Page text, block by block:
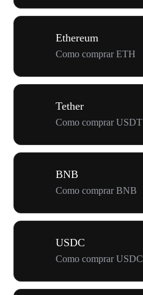
Ethereum
Como comprar ETH
Tether
Como comprar USDT
BNB
Como comprar BNB
USDC
Como comprar USDC